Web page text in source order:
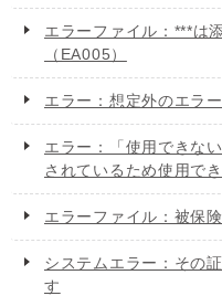
エラーファイル：***は
（EA005）
エラー：想定外のエラ
エラー：「使用できな
されているため使用でき
エラーファイル：被保
システムエラー：その
す